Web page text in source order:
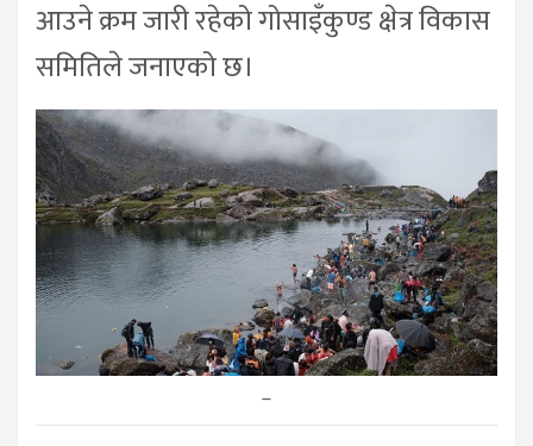
आउने क्रम जारी रहेको गोसाइँकुण्ड क्षेत्र विकास
समितिले जनाएको छ।
–